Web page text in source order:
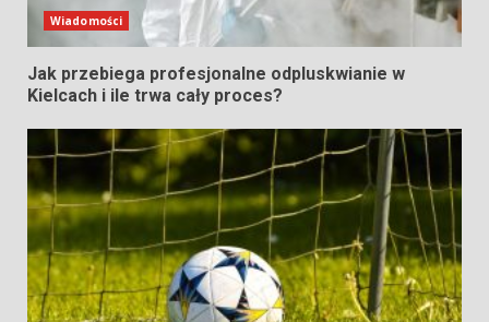
Wiadomości
Jak przebiega profesjonalne odpluskwianie w
Kielcach i ile trwa cały proces?